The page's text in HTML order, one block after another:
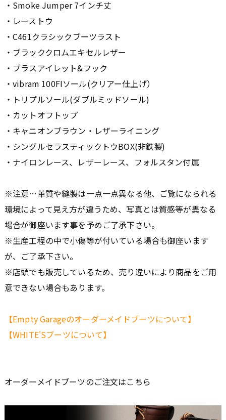
・Smoke Jumper 7インチ丈
・レーストウ
・C461クラシックブーツラスト
・ブラッククロムエキセルレザー
・ブラスアイレット&フック
・vibram 100FIソール(クリアー仕上げ）
・トリプルソール(ダブルミッドソール)
・カットオフトップ
・キャニオンブラウン・レザーライニング
・シングルセラスティックトウBOX(非鉄製)
・ナイロンレース、レザーレース、フォルスタン付属
※注意…革質や縫製は一点一点異なる他、ご覧になられる
環境によって見え方が違うため、写真とは質感等が異なる
場合が御座います事を予めご了承下さい。
※生産工程の中で小傷等が付いている場合も御座います
が、ご了承下さい。
※店頭でも販売しているため、売り違いにより商品をご用
意できない場合もあります。
【Empty Garageのオーダーメイドブーツについて】
【WHITE'Sブーツについて】
オーダーメイドブーツのご注文はこちら